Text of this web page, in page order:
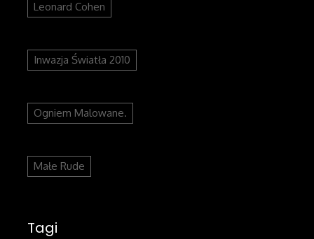
Leonard Cohen
Inwazja Światła 2010
Ogniem Malowane.
Małe Rude
Tagi